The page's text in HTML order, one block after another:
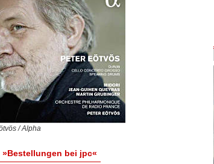
/ Alpha
»Bestellungen bei jpc«